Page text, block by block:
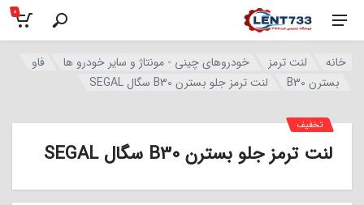
0
خانه لنت ترمز خودروهای چینی - مونتاژ و سایر خودرو ها
فاو
بسترن B30
لنت ترمز جلو بسترن B30 سگال SEGAL
لنت ترمز جلو بسترن B30 سگال SEGAL
تخفیف